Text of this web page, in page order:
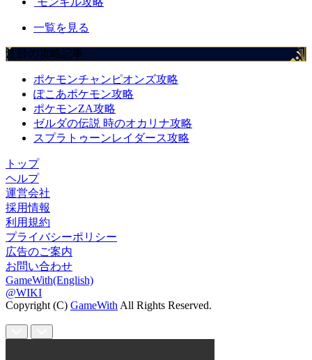
一覧を見る
注目の攻略記事
ポケモンチャンピオンズ攻略
ぽこあポケモン攻略
ポケモンZA攻略
ゼルダの伝説 時のオカリナ攻略
スプラトゥーンレイダース攻略
トップ
ヘルプ
運営会社
採用情報
利用規約
プライバシーポリシー
広告のご案内
お問い合わせ
GameWith(English)
@WIKI
Copyright (C) GameWith All Rights Reserved.